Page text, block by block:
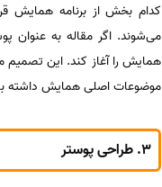
کدام بخش از برنامه همایش
می‌شوند. اگر مقاله به عنوان
همایش را آغاز کند. این
موضوعات اصلی همایش داشته
3. طراحی پوستر